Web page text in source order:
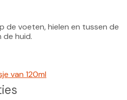
de voeten, hielen en tussen de
de huid.
van 120ml